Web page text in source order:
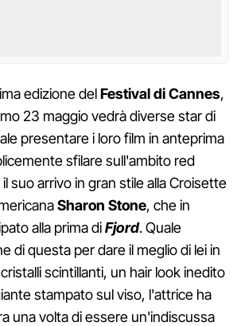
edizione delFestival di Cannes,
23 maggio vedrà diverse star di
presentare i loro film in anteprima
sfilare sull'ambito red
suo arrivo in gran stile alla Croisette
Sharon Stone, che in
alla prima diFjord. Quale
di questa per dare il meglio di lei in
scintillanti, un hair look inedito
stampato sul viso, l'attrice ha
una volta di essere un'indiscussa